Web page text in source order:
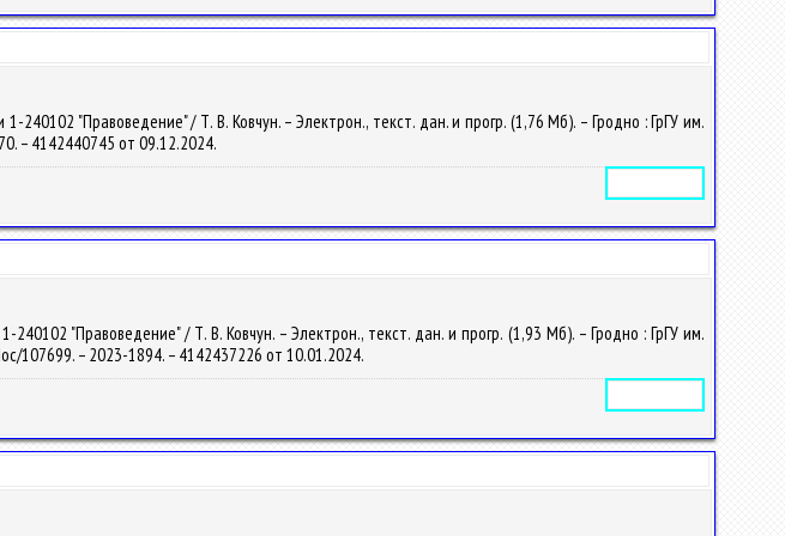
"Правоведение" / Т. В. Ковчун. – Электрон., текст. дан. и прогр. (1,76 Мб). – Гродно : ГрГУ им.
– 4142440745 от 09.12.2024.
"Правоведение" / Т. В. Ковчун. – Электрон., текст. дан. и прогр. (1,93 Мб). – Гродно : ГрГУ им.
107699. – 2023-1894. – 4142437226 от 10.01.2024.